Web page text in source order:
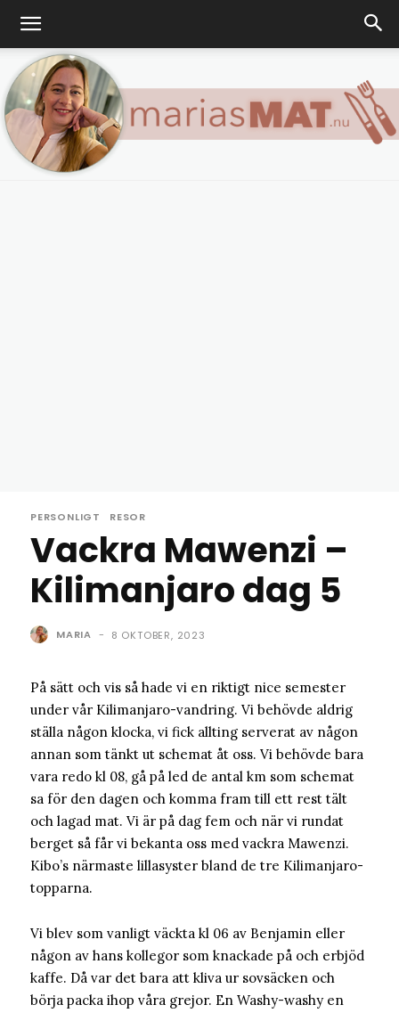
PERSONLIGT RESOR
Vackra Mawenzi –
Kilimanjaro dag 5
MARIA - 8 OKTOBER, 2023
På sätt och vis så hade vi en riktigt nice semester
under vår Kilimanjaro-vandring. Vi behövde aldrig
ställa någon klocka, vi fick allting serverat av någon
annan som tänkt ut schemat åt oss. Vi behövde bara
vara redo kl 08, gå på led de antal km som schemat
sa för den dagen och komma fram till ett rest tält
och lagad mat. Vi är på dag fem och när vi rundat
berget så får vi bekanta oss med vackra Mawenzi.
Kibo’s närmaste lillasyster bland de tre Kilimanjaro-
topparna.
Vi blev som vanligt väckta kl 06 av Benjamin eller
någon av hans kollegor som knackade på och erbjöd
kaffe. Då var det bara att kliva ur sovsäcken och
börja packa ihop våra grejor. En Washy-washy en